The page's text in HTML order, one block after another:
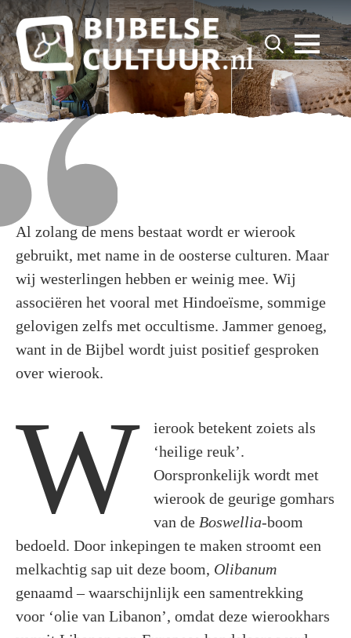
Search
for:
for:
Al zolang de mens bestaat wordt er wierook
gebruikt, met name in de oosterse culturen. Maar
wij westerlingen hebben er weinig mee. Wij
associëren het vooral met Hindoeïsme, sommige
gelovigen zelfs met occultisme. Jammer genoeg,
want in de Bijbel wordt juist positief gesproken
over wierook.
W
ierook betekent zoiets als
‘heilige reuk’.
Oorspronkelijk wordt met
wierook de geurige gomhars
van de Boswellia-boom
bedoeld. Door inkepingen te maken stroomt een
melkachtig sap uit deze boom, Olibanum
genaamd – waarschijnlijk een samentrekking
voor ‘olie van Libanon’, omdat deze wierookhars